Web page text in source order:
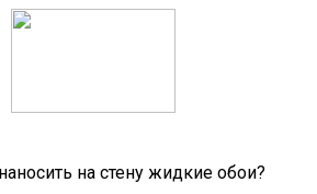
на стену жидкие обои?